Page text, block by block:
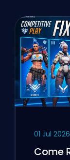
01 Jul 2026
Come